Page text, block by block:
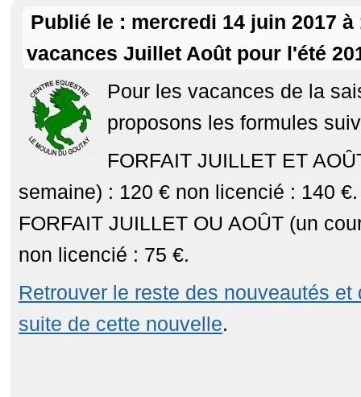
Publié le : mercredi 14 juin 2017 à
vacances Juillet Août pour l'été
Pour les vacances de la
proposons les formules
FORFAIT JUILLET ET
semaine) : 120 € non licencié : 140 €.
FORFAIT JUILLET OU AOÛT (un
non licencié : 75 €.
Retrouver le reste des nouveautés et
suite de cette nouvelle.